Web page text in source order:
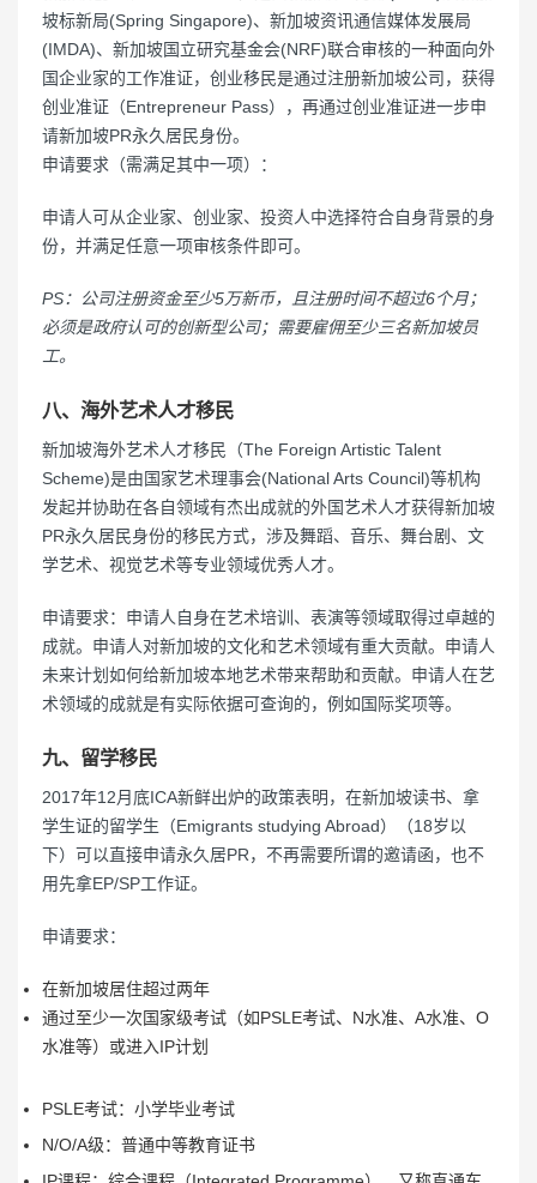
坡标新局(Spring Singapore)、新加坡资讯通信媒体发展局
(IMDA)、新加坡国立研究基金会(NRF)联合审核的一种面向外
国企业家的工作准证，创业移民是通过注册新加坡公司，获得
创业准证（Entrepreneur Pass），再通过创业准证进一步申
请新加坡PR永久居民身份。
申请要求（需满足其中一项）：
申请人可从企业家、创业家、投资人中选择符合自身背景的身
份，并满足任意一项审核条件即可。
PS：公司注册资金至少5万新币，且注册时间不超过6个月；
必须是政府认可的创新型公司；需要雇佣至少三名新加坡员
工。
八、海外艺术人才移民
新加坡海外艺术人才移民（The Foreign Artistic Talent
Scheme)是由国家艺术理事会(National Arts Council)等机构
发起并协助在各自领域有杰出成就的外国艺术人才获得新加坡
PR永久居民身份的移民方式，涉及舞蹈、音乐、舞台剧、文
学艺术、视觉艺术等专业领域优秀人才。
申请要求：申请人自身在艺术培训、表演等领域取得过卓越的
成就。申请人对新加坡的文化和艺术领域有重大贡献。申请人
未来计划如何给新加坡本地艺术带来帮助和贡献。申请人在艺
术领域的成就是有实际依据可查询的，例如国际奖项等。
九、留学移民
2017年12月底ICA新鲜出炉的政策表明，在新加坡读书、拿
学生证的留学生（Emigrants studying Abroad）（18岁以
下）可以直接申请永久居PR，不再需要所谓的邀请函，也不
用先拿EP/SP工作证。
申请要求：
在新加坡居住超过两年
通过至少一次国家级考试（如PSLE考试、N水准、A水准、O
水准等）或进入IP计划
PSLE考试：小学毕业考试
N/O/A级：普通中等教育证书